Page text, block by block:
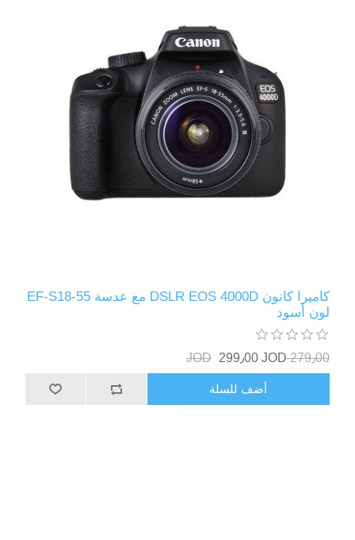
كاميرا كانون DSLR EOS 4000D مع عدسة EF-S18-55
لون أسود
279٫00 JOD 299٫00 JOD
أضف للسلة